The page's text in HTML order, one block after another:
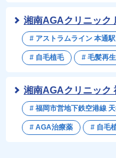
湘南AGAクリニック
# 福岡市営地下鉄空港線
# AGA治療薬 # 自毛
湘南AGAクリニック
# アストラムライン 本通
# 自毛植毛 # 毛髪再